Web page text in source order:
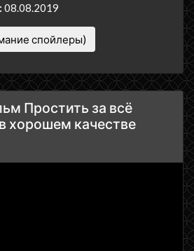
08.08.2019
спойлеры)
Простить за всё
хорошем качестве